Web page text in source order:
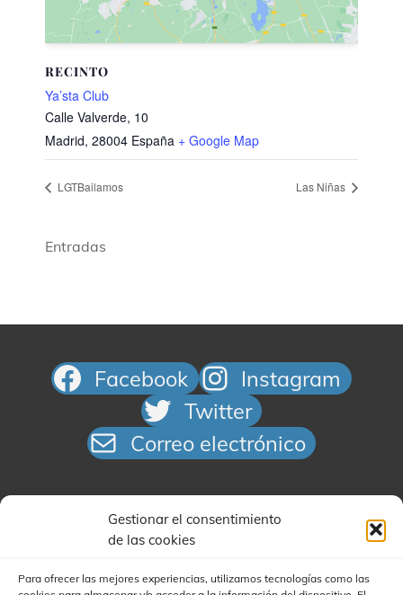
Gestionar el consentimiento
de las cookies
Para ofrecer las mejores experiencias, utilizamos tecnologías como las
RECINTO
Ya’sta Club
Calle Valverde, 10
Madrid, 28004 España + Google Map
LGTBailamos Las Niñas
Entradas
Facebook
Instagram
Twitter
Correo electrónico